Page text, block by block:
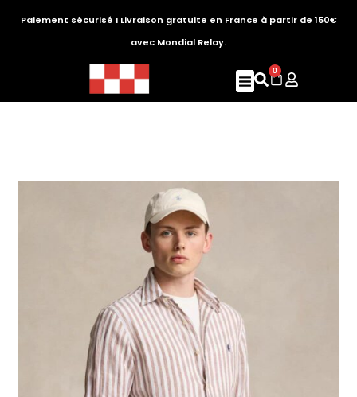
Paiement sécurisé I Livraison gratuite en France à partir de 150€
avec Mondial Relay.
0